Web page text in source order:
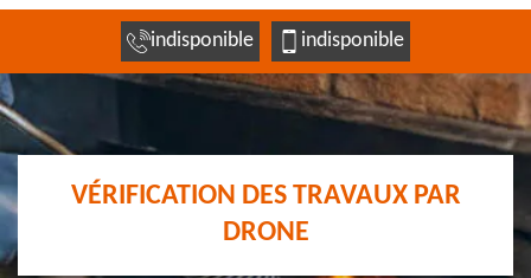
indisponible indisponible
VÉRIFICATION DES TRAVAUX PAR
DRONE